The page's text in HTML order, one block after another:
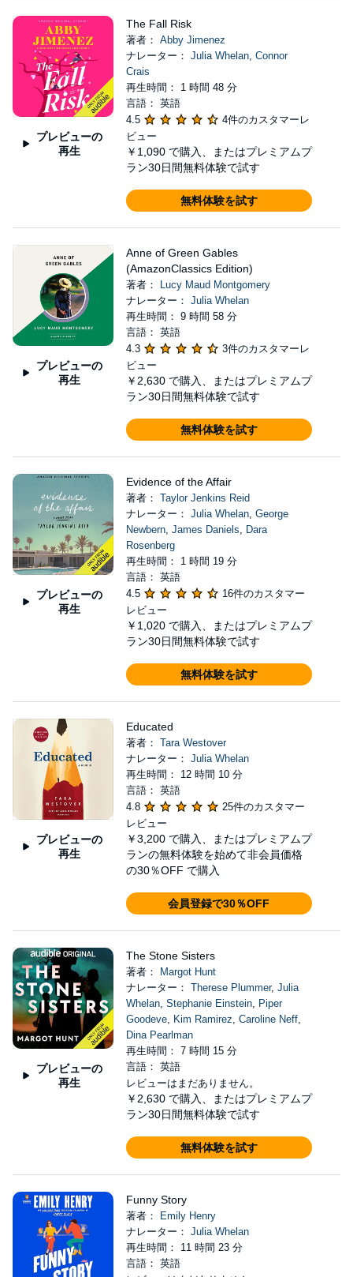
プレビューの
再生
The Fall Risk
著者： Abby Jimenez
ナレーター： Julia Whelan, Connor
Crais
再生時間： 1 時間 48 分
言語： 英語
4.5
4件のカスタマーレ
ビュー
￥1,090 で購入、またはプレミアムプ
ラン30日間無料体験で試す
無料体験を試す
プレビューの
再生
Anne of Green Gables
(AmazonClassics Edition)
著者：
Lucy Maud Montgomery
ナレーター： Julia Whelan
再生時間： 9 時間 58 分
言語： 英語
4.3
3件のカスタマーレ
ビュー
￥2,630 で購入、またはプレミアムプ
ラン30日間無料体験で試す
無料体験を試す
プレビューの
再生
Evidence of the Affair
著者： Taylor Jenkins Reid
ナレーター： Julia Whelan, George
Newbern, James Daniels, Dara
Rosenberg
再生時間： 1 時間 19 分
言語： 英語
4.5
16件のカスタマー
レビュー
￥1,020 で購入、またはプレミアムプ
ラン30日間無料体験で試す
無料体験を試す
プレビューの
再生
Educated
著者： Tara Westover
ナレーター： Julia Whelan
再生時間： 12 時間 10 分
言語： 英語
4.8
25件のカスタマー
レビュー
￥3,200 で購入、またはプレミアムプ
ランの無料体験を始めて非会員価格
の30％OFF で購入
会員登録で30％OFF
プレビューの
再生
The Stone Sisters
著者：
Margot Hunt
ナレーター： Therese Plummer, Julia
Whelan, Stephanie Einstein, Piper
Goodeve, Kim Ramirez, Caroline Neff,
Dina Pearlman
再生時間： 7 時間 15 分
言語： 英語
レビューはまだありません。
￥2,630 で購入、またはプレミアムプ
ラン30日間無料体験で試す
無料体験を試す
Funny Story
著者：
Emily Henry
ナレーター： Julia Whelan
再生時間： 11 時間 23 分
言語： 英語